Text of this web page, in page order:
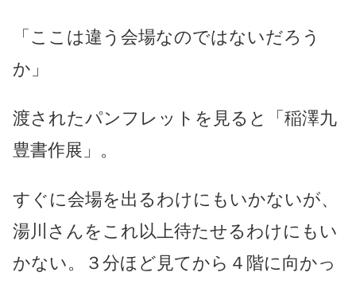
「ここは違う会場なのではないだろう
か」
渡されたパンフレットを見ると「稲澤九
豊書作展」。
すぐに会場を出るわけにもいかないが、
湯川さんをこれ以上待たせるわけにもい
かない。３分ほど見てから４階に向かっ